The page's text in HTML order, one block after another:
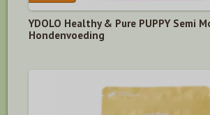
YDOLO Healthy & Pure PUPPY Semi
Hondenvoeding